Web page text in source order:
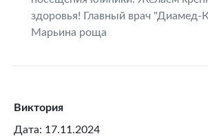
здоровья! Главный врач "Диамед-
Марьина роща
Виктория
Дата: 17.11.2024